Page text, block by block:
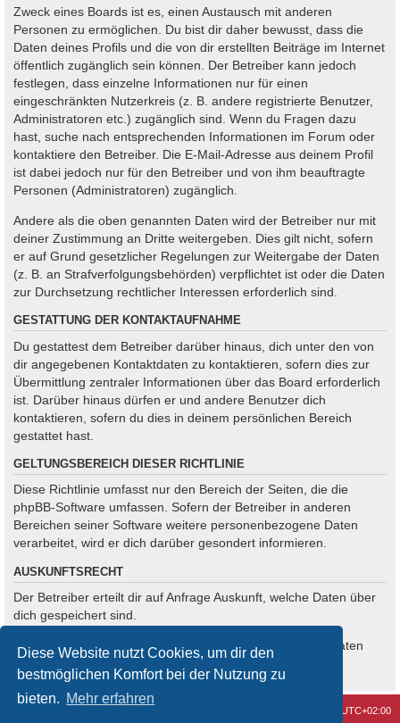
Diese Website nutzt Cookies, um dir den
bestmöglichen Komfort bei der Nutzung zu
bieten. Mehr erfahren
Zweck eines Boards ist es, einen Austausch mit anderen
Personen zu ermöglichen. Du bist dir daher bewusst, dass die
Daten deines Profils und die von dir erstellten Beiträge im Internet
öffentlich zugänglich sein können. Der Betreiber kann jedoch
festlegen, dass einzelne Informationen nur für einen
eingeschränkten Nutzerkreis (z. B. andere registrierte Benutzer,
Administratoren etc.) zugänglich sind. Wenn du Fragen dazu
hast, suche nach entsprechenden Informationen im Forum oder
kontaktiere den Betreiber. Die E-Mail-Adresse aus deinem Profil
ist dabei jedoch nur für den Betreiber und von ihm beauftragte
Personen (Administratoren) zugänglich.
Andere als die oben genannten Daten wird der Betreiber nur mit
deiner Zustimmung an Dritte weitergeben. Dies gilt nicht, sofern
er auf Grund gesetzlicher Regelungen zur Weitergabe der Daten
(z. B. an Strafverfolgungsbehörden) verpflichtet ist oder die Daten
zur Durchsetzung rechtlicher Interessen erforderlich sind.
GESTATTUNG DER KONTAKTAUFNAHME
Du gestattest dem Betreiber darüber hinaus, dich unter den von
dir angegebenen Kontaktdaten zu kontaktieren, sofern dies zur
Übermittlung zentraler Informationen über das Board erforderlich
ist. Darüber hinaus dürfen er und andere Benutzer dich
kontaktieren, sofern du dies in deinem persönlichen Bereich
gestattet hast.
GELTUNGSBEREICH DIESER RICHTLINIE
Diese Richtlinie umfasst nur den Bereich der Seiten, die die
phpBB-Software umfassen. Sofern der Betreiber in anderen
Bereichen seiner Software weitere personenbezogene Daten
verarbeitet, wird er dich darüber gesondert informieren.
AUSKUNFTSRECHT
Der Betreiber erteilt dir auf Anfrage Auskunft, welche Daten über
dich gespeichert sind.
Du kannst jederzeit die Löschung bzw. Sperrung deiner Daten
verlangen. Kontaktiere hierzu bitte den Betreiber.
UTC+02:00